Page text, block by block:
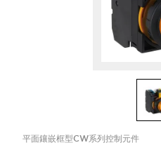
平面鑲嵌框型CW系列控制元件